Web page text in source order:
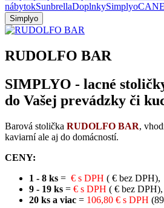
nábytokSunbrellaDoplnkySimplyo
Simplyo
RUDOLFO BAR
SIMPLYO - lacné
do Vašej prevádzky či
Barová stolička RUDOLFO BAR,
kaviarní ale aj do domácností.
CENY:
1 - 8 ks = € s DPH ( € bez DPH),
9 - 19 ks = € s DPH ( € bez DPH),
20 ks a viac = 106,80 € s DPH